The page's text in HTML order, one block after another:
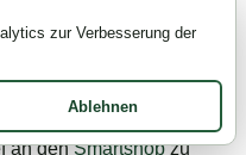
könnte man auch das
lassen. Eine
nötigen Betrag als
an denSmartshopzu
zur Verbesserung der
Ablehnen